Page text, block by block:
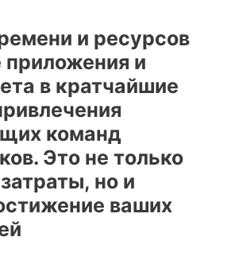
и ресурсов
приложения и
в кратчайшие
команд
Это не только
но и
ваших